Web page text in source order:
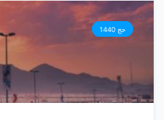
حج 1440